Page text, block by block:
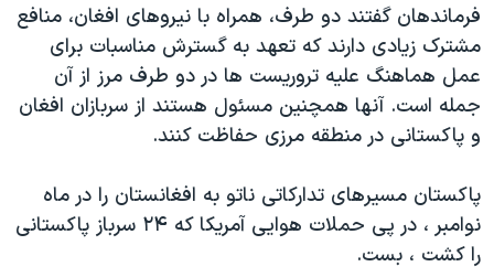
فرماندهان گفتند دو طرف، همراه با نیروهای افغان، منافع
مشترک زیادی دارند که تعهد به گسترش مناسبات برای
عمل هماهنگ علیه تروریست ها در دو طرف مرز از آن
جمله است. آنها همچنین مسئول هستند از سربازان افغان
و پاکستانی در منطقه مرزی حفاظت کنند.
پاکستان مسیرهای تدارکاتی ناتو به افغانستان را در ماه
نوامبر ، در پی حملات هوایی آمریکا که ۲۴ سرباز پاکستانی
را کشت ، بست.